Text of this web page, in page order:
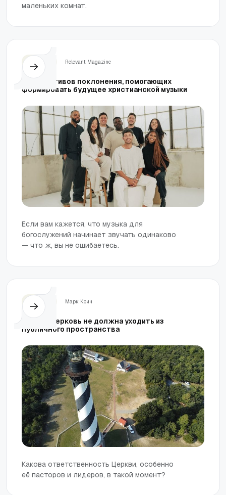
маленьких комнат.
Relevant Magazine
7 коллективов поклонения, помогающих
формировать будущее христианской музыки
Если вам кажется, что музыка для
богослужений начинает звучать одинаково
— что ж, вы не ошибаетесь.
Марк Крич
Почему церковь не должна уходить из
публичного пространства
Какова ответственность Церкви, особенно
её пасторов и лидеров, в такой момент?